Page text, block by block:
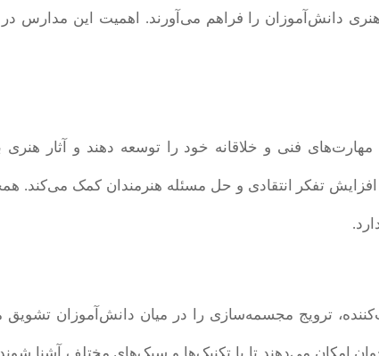
دانش‌آموزان را فراهم می‌آورند. اهمیت این مدارس
فنی و خلاقانه خود را توسعه دهند و آثار هنری
افزایش تفکر انتقادی و حل مسئله هنرمندان کمک
ترویج مجسمه‌سازی را در میان دانش‌آموزان تشویق